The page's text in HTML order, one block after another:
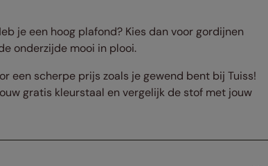
je een hoog plafond? Kies dan voor gordijnen
onderzijde mooi in plooi.
een scherpe prijs zoals je gewend bent bij Tuiss!
gratis kleurstaal en vergelijk de stof met jouw